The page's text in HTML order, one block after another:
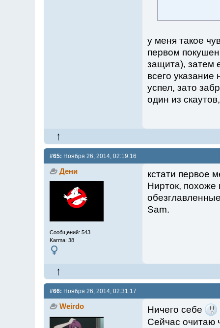
у меня такое
первом
защита), затем
всего
успел, зато
один из
#65: Ноября 26, 2014, 02:19:16
Дени
Сообщений: 543
Karma: 38
кстати первое
Нирток, похоже
Sam.
#66: Ноября 26, 2014, 02:31:17
Weirdo
Ничего себе
Сейчас очитаю